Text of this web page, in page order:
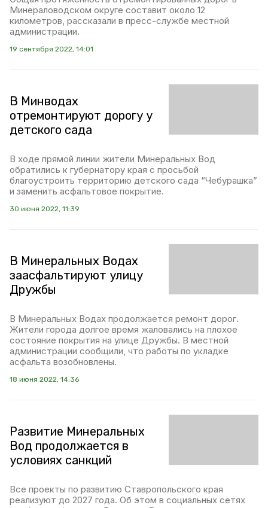
Минераловодском округе составит около 12
километров, рассказали в пресс-службе местной
администрации.
19 сентября 2022, 14:01
В Минводах
отремонтируют дорогу у
детского сада
В ходе прямой линии жители Минеральных Вод
обратились к губернатору края с просьбой
благоустроить территорию детского сада “Чебурашка”
и заменить асфальтовое покрытие.
30 июня 2022, 11:39
В Минеральных Водах
заасфальтируют улицу
Дружбы
В Минеральных Водах продолжается ремонт дорог.
Жители города долгое время жаловались на плохое
состояние покрытия на улице Дружбы. В местной
администрации сообщили, что работы по укладке
асфальта возобновлены.
18 июня 2022, 14:36
Развитие Минеральных
Вод продолжается в
условиях санкций
Все проекты по развитию Ставропольского края
реализуют до 2027 года. Об этом в социальных сетях